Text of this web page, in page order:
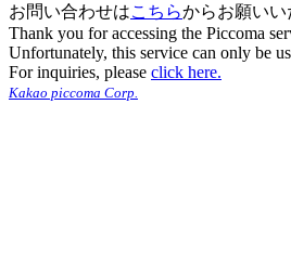
お問い合わせはこちらからお願いい
Thank you for accessing the Piccoma
Unfortunately, this service can only be
For inquiries, please click here.
Kakao piccoma Corp.